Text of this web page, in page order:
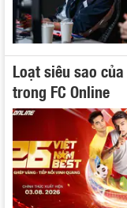
Loạt siêu sao
trong FC Online